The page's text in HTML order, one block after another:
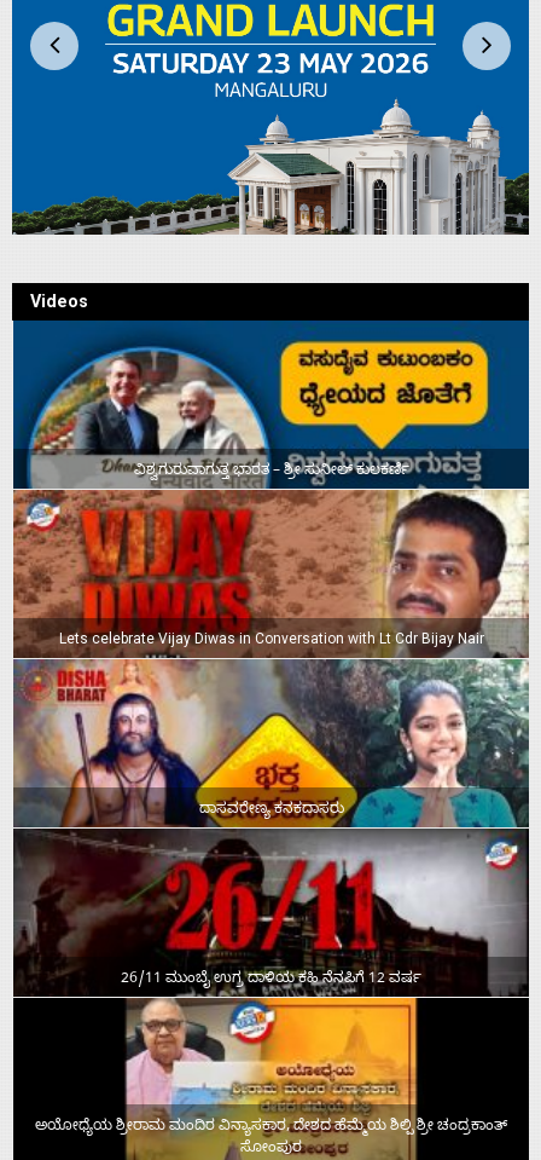
Videos
ವಿಶ್ವಗುರುವಾಗುತ್ತ ಭಾರತ – ಶ್ರೀ ಸುನೀಲ್‌ ಕುಲಕರ್ಣಿ
Lets celebrate Vijay Diwas in Conversation with Lt Cdr Bijay Nair
ದಾಸವರೇಣ್ಯ ಕನಕದಾಸರು
26/11 ಮುಂಬೈ ಉಗ್ರ ದಾಳಿಯ ಕಹಿ ನೆನಪಿಗೆ 12 ವರ್ಷ
ಅಯೋಧ್ಯೆಯ ಶ್ರೀರಾಮ ಮಂದಿರ ವಿನ್ಯಾಸಕಾರ, ದೇಶದ ಹೆಮ್ಮೆಯ ಶಿಲ್ಪಿ ಶ್ರೀ ಚಂದ್ರಕಾಂತ್‌
ಸೋಂಪುರ